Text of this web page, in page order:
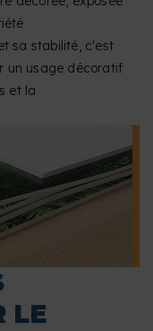
sa stabilité, c'est
un usage décoratif
et la
LE